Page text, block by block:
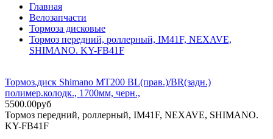
Главная
Велозапчасти
Тормоза дисковые
Тормоз передний, роллерный, IM41F, NEXAVE,
SHIMANO. KY-FB41F
Тормоз.диск Shimano MT200 BL(прав.)/BR(задн.)
полимер.колодк., 1700мм, черн.,
5500.00руб
Тормоз передний, роллерный, IM41F, NEXAVE, SHIMANO.
KY-FB41F